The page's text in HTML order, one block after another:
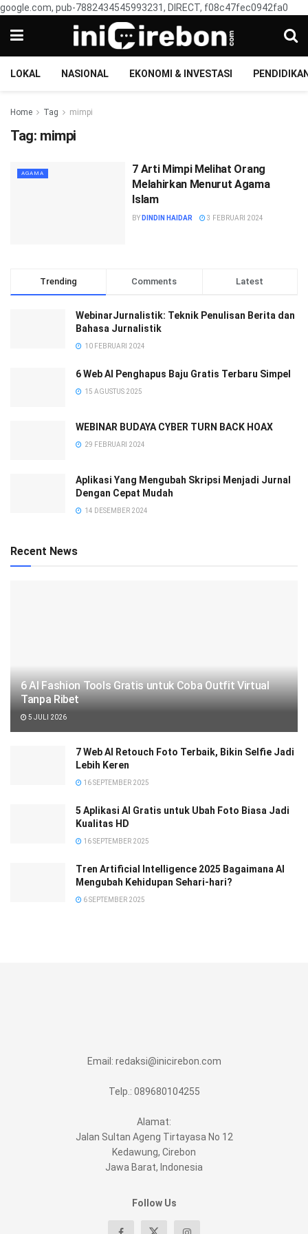
google.com, pub-7882434545993231, DIRECT, f08c47fec0942fa0
LOKAL NASIONAL EKONOMI & INVESTASI
Home Tag mimpi
Tag: mimpi
AGAMA
7 Arti Mimpi Melihat Orang
Melahirkan Menurut Agama
Islam
BY DINDIN HAIDAR 3 FEBRUARI 2024
Trending Comments Latest
WebinarJurnalistik: Teknik Penulisan Berita dan
Bahasa Jurnalistik
10 FEBRUARI 2024
6 Web AI Penghapus Baju Gratis Terbaru Simpel
15 AGUSTUS 2025
WEBINAR BUDAYA CYBER TURN BACK HOAX
29 FEBRUARI 2024
Aplikasi Yang Mengubah Skripsi Menjadi Jurnal
Dengan Cepat Mudah
14 DESEMBER 2024
Recent News
6 AI Fashion Tools Gratis untuk Coba Outfit Virtual
Tanpa Ribet
5 JULI 2026
7 Web AI Retouch Foto Terbaik, Bikin Selfie Jadi
Lebih Keren
16 SEPTEMBER 2025
5 Aplikasi AI Gratis untuk Ubah Foto Biasa Jadi
Kualitas HD
16 SEPTEMBER 2025
Tren Artificial Intelligence 2025 Bagaimana AI
Mengubah Kehidupan Sehari-hari?
6 SEPTEMBER 2025
Email: redaksi@inicirebon.com
Telp.: 089680104255
Alamat:
Jalan Sultan Ageng Tirtayasa No 12
Kedawung, Cirebon
Jawa Barat, Indonesia
Follow Us